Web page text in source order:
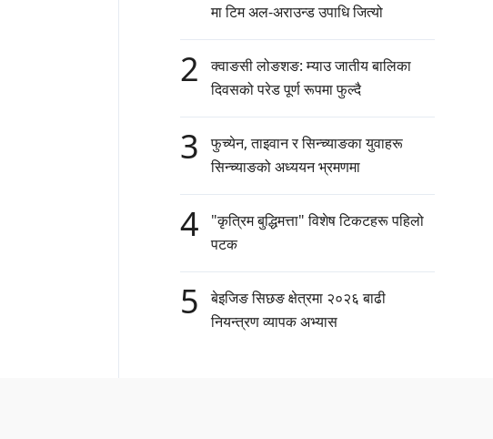
मा टिम अल-अराउन्ड उपाधि जित्यो
2
क्वाङसी लोङशङ: म्याउ जातीय बालिका
दिवसको परेड पूर्ण रूपमा फुल्दै
3
फुच्येन, ताइवान र सिन्च्याङका युवाहरू
सिन्च्याङको अध्ययन भ्रमणमा
4
"कृत्रिम बुद्धिमत्ता" विशेष टिकटहरू पहिलो
पटक
5
बेइजिङ सिछङ क्षेत्रमा २०२६ बाढी
नियन्त्रण व्यापक अभ्यास